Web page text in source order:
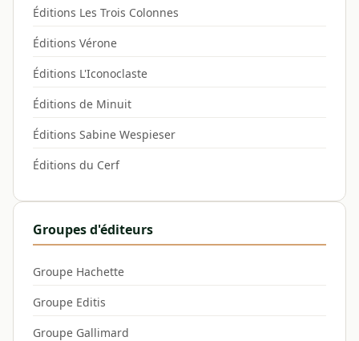
Éditions Les Trois Colonnes
Éditions Vérone
Éditions L'Iconoclaste
Éditions de Minuit
Éditions Sabine Wespieser
Éditions du Cerf
Groupes d'éditeurs
Groupe Hachette
Groupe Editis
Groupe Gallimard